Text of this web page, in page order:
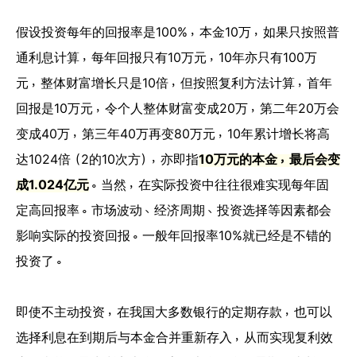
假设投资每年的回报率是100%，本金10万，如果只按照普
通利息计算，每年回报只有10万元，10年亦只有100万
元，整体财富增长只是10倍，但按照复利方法计算，首年
回报是10万元，令个人整体财富变成20万，第二年20万会
变成40万，第三年40万再变80万元，10年累计增长将高
达1024倍（2的10次方），亦即指10万元的本金，最后会变
成1.024亿元 。当然，在实际投资中往往很难实现每年固
定高回报率。市场波动、经济周期、投资选择等因素都会
影响实际的投资回报。一般年回报率10%就已经是不错的
投资了。
即使不主动投资，在我国大多数银行的定期存款，也可以
选择利息在到期后与本金合并重新存入，从而实现复利效